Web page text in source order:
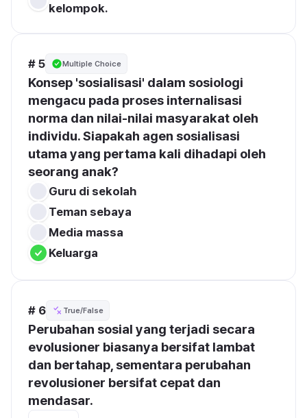
kelompok.
# 5 Multiple Choice
Konsep 'sosialisasi' dalam sosiologi
mengacu pada proses internalisasi
norma dan nilai-nilai masyarakat oleh
individu. Siapakah agen sosialisasi
utama yang pertama kali dihadapi oleh
seorang anak?
Guru di sekolah
Teman sebaya
Media massa
Keluarga
# 6 True/False
Perubahan sosial yang terjadi secara
evolusioner biasanya bersifat lambat
dan bertahap, sementara perubahan
revolusioner bersifat cepat dan
mendasar.